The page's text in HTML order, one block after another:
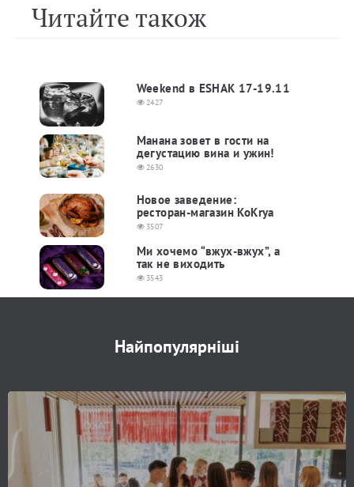
Читайте також
Weekend в ESHAK 17-19.11
2427
Манана зовет в гости на
дегустацию вина и ужин!
2630
Новое заведение:
ресторан-магазин KoKrya
3507
Ми хочемо “вжух-вжух”, а
так не виходить
3543
Найпопулярніші